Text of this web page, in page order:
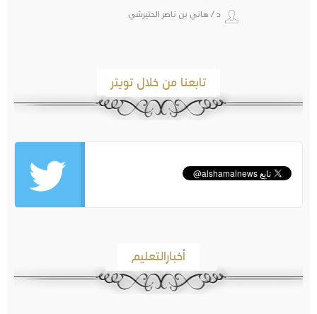
د / هاني بن ناصر الحتيرشي
تابعنا من خلال تويتر
أخبارالتعليم